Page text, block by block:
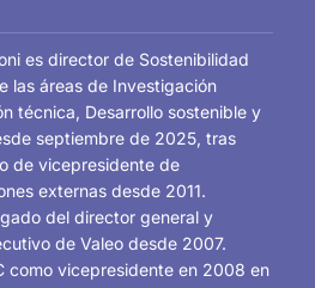
es director de Sostenibilidad
las áreas de Investigación
técnica, Desarrollo sostenible y
septiembre de 2025, tras
de vicepresidente de
externas desde 2011.
del director general y
de Valeo desde 2007.
como vicepresidente en 2008 en